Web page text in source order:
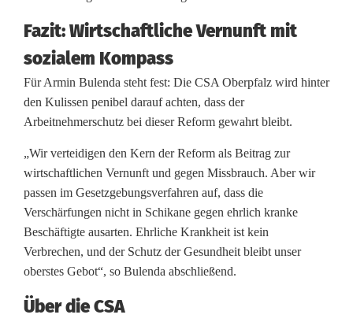
m
a
ß
b
e
i
d
e
r
g
Fazit: Wirtschaftliche Vernunft mit
sozialem Kompass
Für Armin Bulenda steht fest: Die CSA Oberpfalz wird hinter
den Kulissen penibel darauf achten, dass der
Arbeitnehmerschutz bei dieser Reform gewahrt bleibt.
„Wir verteidigen den Kern der Reform als Beitrag zur
wirtschaftlichen Vernunft und gegen Missbrauch. Aber wir
passen im Gesetzgebungsverfahren auf, dass die
Verschärfungen nicht in Schikane gegen ehrlich kranke
Beschäftigte ausarten. Ehrliche Krankheit ist kein
Verbrechen, und der Schutz der Gesundheit bleibt unser
oberstes Gebot“, so Bulenda abschließend.
Über die CSA